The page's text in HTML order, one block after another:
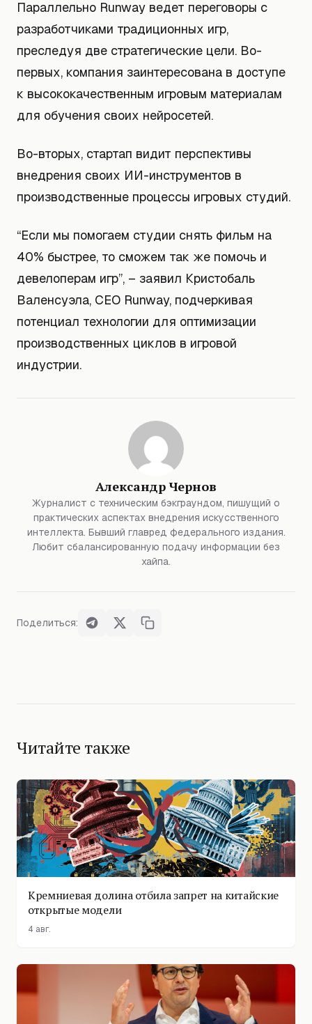
Параллельно Runway ведет переговоры с
разработчиками традиционных игр,
преследуя две стратегические цели. Во-
первых, компания заинтересована в доступе
к высококачественным игровым материалам
для обучения своих нейросетей.
Во-вторых, стартап видит перспективы
внедрения своих ИИ-инструментов в
производственные процессы игровых студий.
“Если мы помогаем студии снять фильм на
40% быстрее, то сможем так же помочь и
девелоперам игр”, – заявил Кристобаль
Валенсуэла, CEO Runway, подчеркивая
потенциал технологии для оптимизации
производственных циклов в игровой
индустрии.
Александр Чернов
Журналист с техническим бэкграундом, пишущий о
практических аспектах внедрения искусственного
интеллекта. Бывший главред федерального издания.
Любит сбалансированную подачу информации без
хайпа.
Поделиться:
Читайте также
Кремниевая долина отбила запрет на китайские
открытые модели
4 авг.